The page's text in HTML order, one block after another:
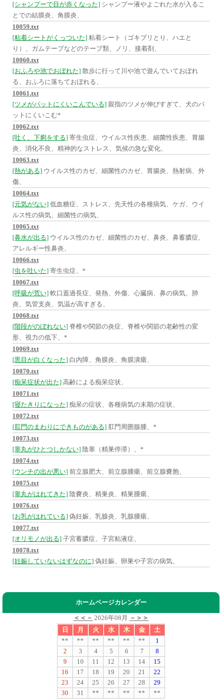
[シャンプーで目が赤くなった] シャンプー液やよごれた水が入るこ
とでの結膜炎、角膜炎、
10059.txt
[粘着シートがくっついた] 粘着シート（ゴキブリとり、ハエと
り）、ガムテープなどのテープ類、ノリ、接着剤、
10060.txt
[おふろや池でおぼれた] 散歩に行って川や池で遊んでいておぼれ
る、おふろに落ちておぼれる、
10061.txt
[ツメがパットにくいこんでいる] 親指のツメが伸びすぎて、犬のパ
ットにくいこむ*
10062.txt
[吐く、下痢をする] 寄生虫症、ウイルス性疾患、細菌性疾患、胃腸
炎、消化不良、精神的なストレス、気候の急な変化、
10063.txt
[熱がある] ウイルス性のカゼ、細菌性のカゼ、胃腸炎、熱射病、外
傷、
10064.txt
[元気がない] 低血糖症、ストレス、先天性の各種病気、ケガ、ウイ
ルス性の病気、細菌性の病気、
10065.txt
[鼻水が出る] ウイルス性のカゼ、細菌性のカゼ、鼻炎、鼻蓄膿症、
アレルギー性鼻炎、
10066.txt
[虫を吐いた] 寄生虫症、*
10067.txt
[呼吸が荒い] 軟口蓋過長症、発熱、外傷、心臓病、鼻の病気、肺
炎、気管支炎、気温が高すぎる、
10068.txt
[階段がのぼれない] 脊椎や関節の炎症、脊椎や関節の老齢性の変
形、視力の低下、*
10069.txt
[黒目が白くなった] 白内障、角膜炎、角膜潰瘍、
10070.txt
[痴呆症状が出た] 高齢による痴呆症状、
10071.txt
[寝たきりになった] 痴呆の症状、各種病気の末期の症状、
10072.txt
[肛門のまわりにできものがある] 肛門周囲腺腫、*
10073.txt
[睾丸がひとつしかない] 陰睾（精巣停滞）、*
10074.txt
[ウンチの出が悪い] 前立腺肥大、前立腺腫瘍、前立腺嚢胞、
10075.txt
[睾丸がはれてきた] 陰嚢炎、精巣炎、精巣腫瘍、
10076.txt
[お乳がはれている] 偽妊娠、乳腺炎、乳腺腫瘍、
10077.txt
[オリモノが出る] 子宮蓄膿症、子宮粘液症、
10078.txt
[妊娠していないはずなのに] 偽妊娠、卵巣や子宮の病気、
ホームページカレンダー
＜＜－ 2026年08月
－＞＞
日
月 火 水 木 金
土
**
** ** ** ** **
1
2
3 4 5 6 7
8
9
10 11 12 13 14
15
16
17 18 19 20 21
22
23
24 25 26 27 28
29
30
31 ** ** ** ** **